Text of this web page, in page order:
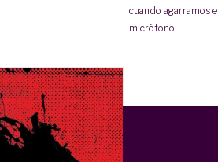
cuando agarramos el
micrófono.